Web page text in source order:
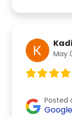
May
Posted
Google